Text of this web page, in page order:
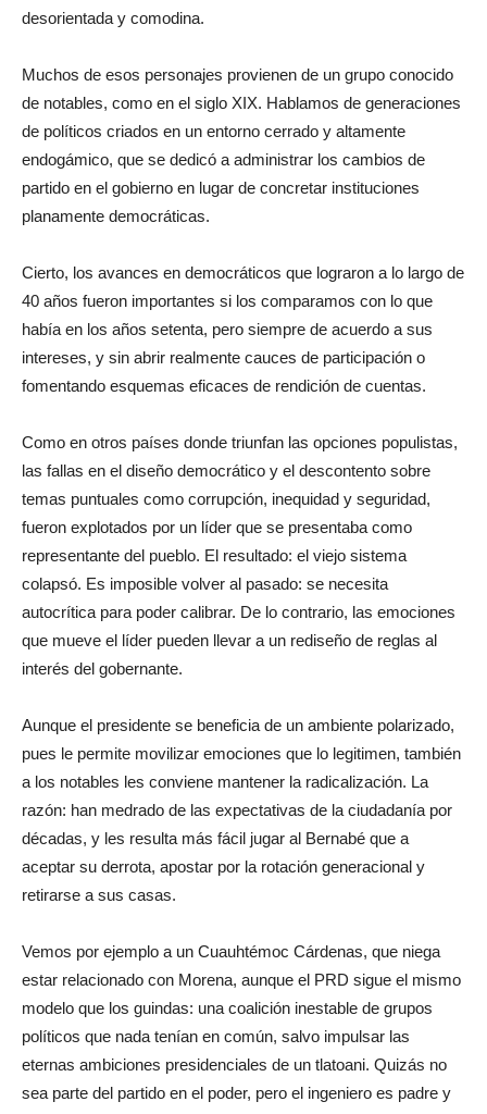
desorientada y comodina.
Muchos de esos personajes provienen de un grupo conocido
de notables, como en el siglo XIX. Hablamos de generaciones
de políticos criados en un entorno cerrado y altamente
endogámico, que se dedicó a administrar los cambios de
partido en el gobierno en lugar de concretar instituciones
planamente democráticas.
Cierto, los avances en democráticos que lograron a lo largo de
40 años fueron importantes si los comparamos con lo que
había en los años setenta, pero siempre de acuerdo a sus
intereses, y sin abrir realmente cauces de participación o
fomentando esquemas eficaces de rendición de cuentas.
Como en otros países donde triunfan las opciones populistas,
las fallas en el diseño democrático y el descontento sobre
temas puntuales como corrupción, inequidad y seguridad,
fueron explotados por un líder que se presentaba como
representante del pueblo. El resultado: el viejo sistema
colapsó. Es imposible volver al pasado: se necesita
autocrítica para poder calibrar. De lo contrario, las emociones
que mueve el líder pueden llevar a un rediseño de reglas al
interés del gobernante.
Aunque el presidente se beneficia de un ambiente polarizado,
pues le permite movilizar emociones que lo legitimen, también
a los notables les conviene mantener la radicalización. La
razón: han medrado de las expectativas de la ciudadanía por
décadas, y les resulta más fácil jugar al Bernabé que a
aceptar su derrota, apostar por la rotación generacional y
retirarse a sus casas.
Vemos por ejemplo a un Cuauhtémoc Cárdenas, que niega
estar relacionado con Morena, aunque el PRD sigue el mismo
modelo que los guindas: una coalición inestable de grupos
políticos que nada tenían en común, salvo impulsar las
eternas ambiciones presidenciales de un tlatoani. Quizás no
sea parte del partido en el poder, pero el ingeniero es padre y